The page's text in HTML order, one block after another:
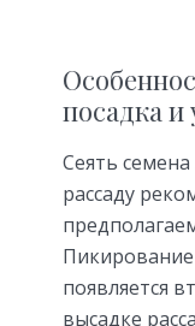
посадка и
Сеять
рассаду
Пикирование
появляется
высадке